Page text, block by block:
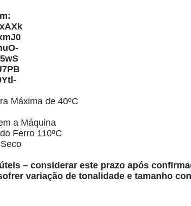
Máxima de 40ºC
a Máquina
Ferro 110ºC
– considerar este prazo após
variação de tonalidade e tamanho